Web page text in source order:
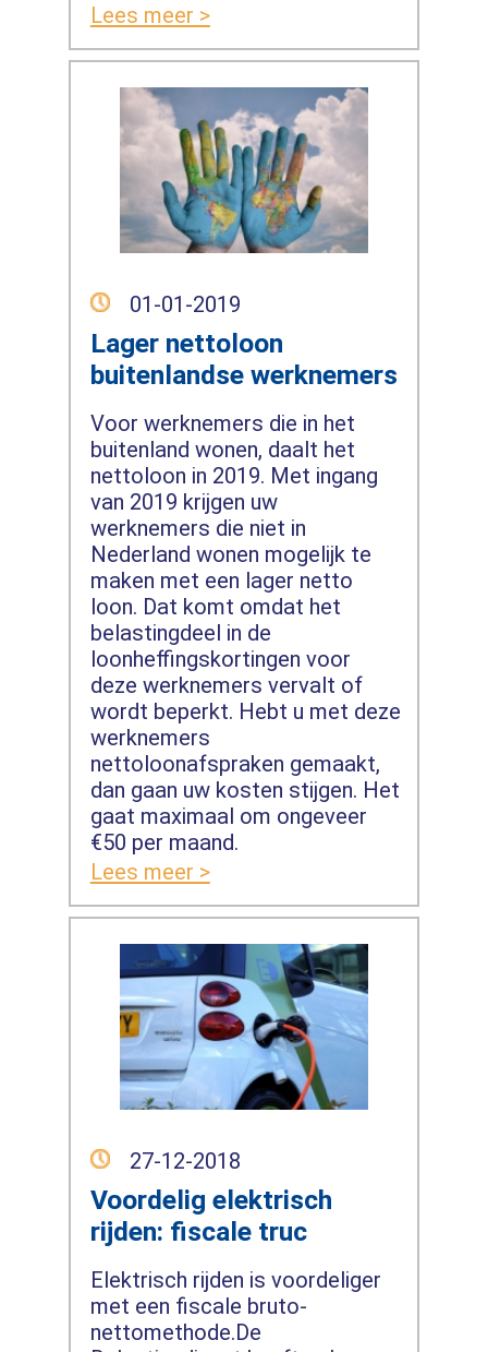
Lees meer >
01-01-2019
Lager nettoloon
buitenlandse werknemers
Voor werknemers die in het
buitenland wonen, daalt het
nettoloon in 2019. Met ingang
van 2019 krijgen uw
werknemers die niet in
Nederland wonen mogelijk te
maken met een lager netto
loon. Dat komt omdat het
belastingdeel in de
loonheffingskortingen voor
deze werknemers vervalt of
wordt beperkt. Hebt u met deze
werknemers
nettoloonafspraken gemaakt,
dan gaan uw kosten stijgen. Het
gaat maximaal om ongeveer
€50 per maand.
Lees meer >
27-12-2018
Voordelig elektrisch
rijden: fiscale truc
Elektrisch rijden is voordeliger
met een fiscale bruto-
nettomethode.De